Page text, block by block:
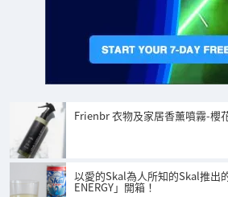
Frienbr 衣物及家居香薰噴霧-櫻
以愛的Skal為人所知的Skal推出
ENERGY」開箱！